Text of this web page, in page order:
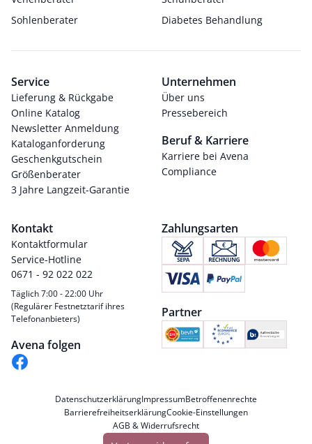
Sohlenberater
Diabetes Behandlung
Service
Lieferung & Rückgabe
Online Katalog
Newsletter Anmeldung
Kataloganforderung
Geschenkgutschein
Größenberater
3 Jahre Langzeit-Garantie
Unternehmen
Über uns
Pressebereich
Beruf & Karriere
Karriere bei Avena
Compliance
Kontakt
Kontaktformular
Service-Hotline
0671 - 92 022 022
Täglich 7:00 - 22:00 Uhr
(Regulärer Festnetztarif ihres
Telefonanbieters)
Avena folgen
Zahlungsarten
Partner
DatenschutzerklärungImpressumBetroffenenrechte
BarrierefreiheitserklärungCookie-Einstellungen
AGB & Widerrufsrecht